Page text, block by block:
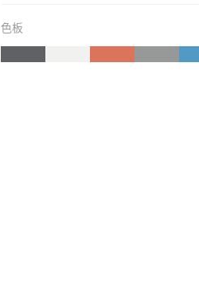
色板